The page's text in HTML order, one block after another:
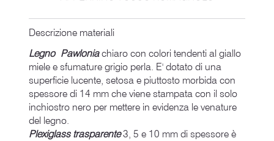
Descrizione materiali
Legno Pawloniachiaro con colori tendenti al giallo
miele e sfumature grigio perla. E' dotato di una
superficie lucente, setosa e piuttosto morbida con
spessore di 14 mm che viene stampata con il solo
inchiostro nero per mettere in evidenza le venature
del legno.
Plexiglass trasparente3, 5 e 10 mm di spessore è